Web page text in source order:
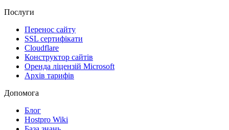
Послуги
Перенос сайту
SSL сертифікати
Clоudflare
Конструктор сайтів
Оренда ліцензій Microsoft
Архів тарифів
Допомога
Блог
Hostpro Wiki